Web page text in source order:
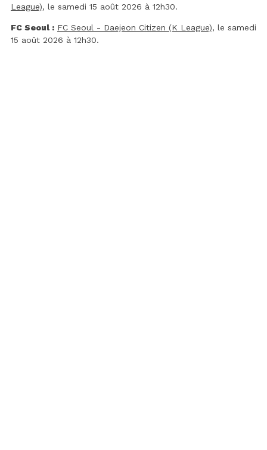
League), le samedi 15 août 2026 à 12h30.
FC Seoul : FC Seoul - Daejeon Citizen (K League), le samedi
15 août 2026 à 12h30.